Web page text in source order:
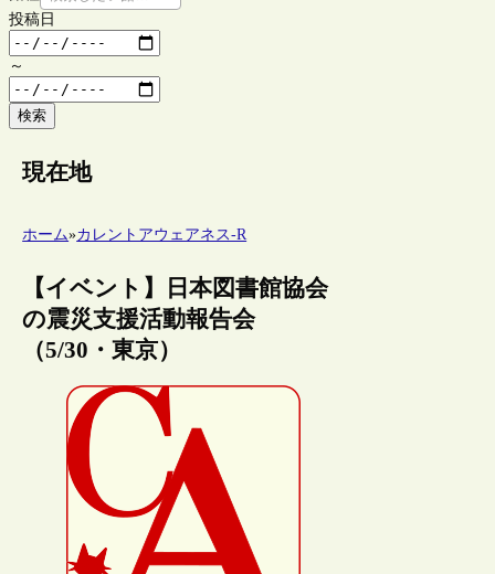
投稿日
～
検索
現在地
ホーム»カレントアウェアネス-R
【イベント】日本図書館協会
の震災支援活動報告会
（5/30・東京）